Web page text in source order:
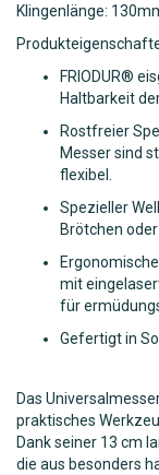
Klingenlänge:
FRIODUR®
Haltbarkeit
Rostfreier
Messer sind
flexibel.
Spezieller
Brötchen oder
mit
für
Gefertigt in
Das
praktisches
Dank seiner 13 cm
die aus besonders